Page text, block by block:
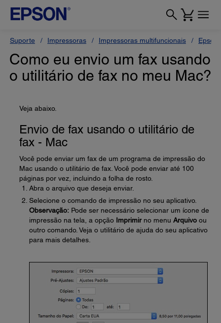
Suporte Impressoras Impressoras multifuncionais Epson
Como eu envio um fax usando
o utilitário de fax no meu Mac?
Veja abaixo.
Envio de fax usando o utilitário de
fax - Mac
Você pode enviar um fax de um programa de impressão do
Mac usando o utilitário de fax. Você pode enviar até 100
páginas por vez, incluindo a folha de rosto.
Abra o arquivo que deseja enviar.
Selecione o comando de impressão no seu aplicativo.
Observação: Pode ser necessário selecionar um ícone de
impressão na tela, a opção Imprimirno menu Arquivo ou
outro comando. Veja o utilitário de ajuda do seu aplicativo
para mais detalhes.